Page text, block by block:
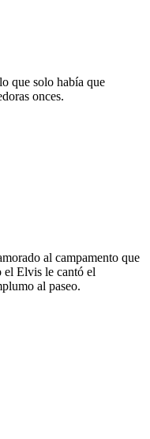
que solo había que
onces.
al campamento que
el Elvis le cantó el
al paseo.